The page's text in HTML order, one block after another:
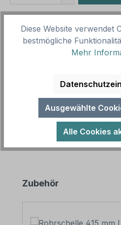
Vorlagenummer: HW-TS-49
Hinweis zur Kehrwoche - mit
Kommunen sind in
Produktgalerie
Zubehör
Diese Website verwendet
bestmögliche
Mehr
Ausgewählte
Alle Cookies